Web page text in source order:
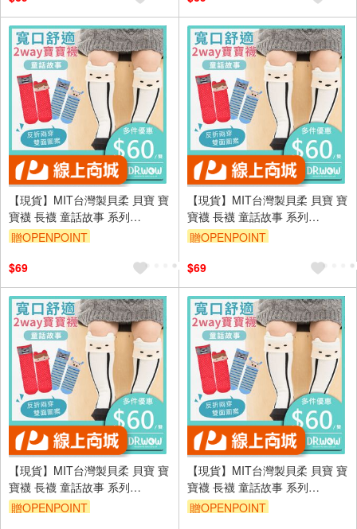
【現貨】MIT台灣製貝柔 貝寶 寶
寶襪 長襪 童話故事 系列
HP5850/HP5851/HP5852
贈OPENPOINT
$69
【現貨】MIT台灣製貝柔 貝寶 寶
寶襪 長襪 童話故事 系列
HP5850/HP5851/HP5852
贈OPENPOINT
$69
【現貨】MIT台灣製貝柔 貝寶 寶
寶襪 長襪 童話故事 系列
HP5850/HP5851/HP5852
贈OPENPOINT
【現貨】MIT台灣製貝柔 貝寶 寶
寶襪 長襪 童話故事 系列
HP5850/HP5851/HP5852
贈OPENPOINT